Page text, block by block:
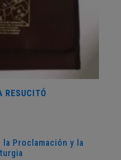
RESUCITÓ
la Proclamación y la